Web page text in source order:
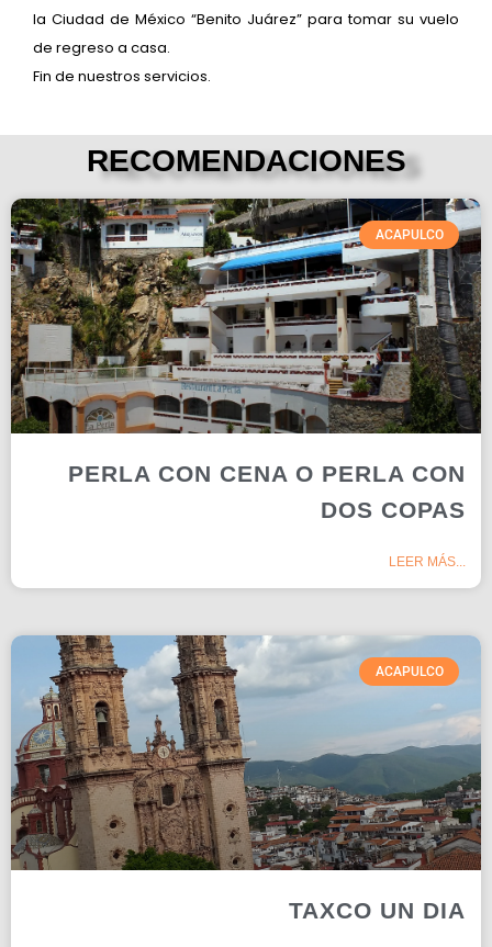
la Ciudad de México “Benito Juárez” para tomar su vuelo
de regreso a casa.
Fin de nuestros servicios.
RECOMENDACIONES
ACAPULCO
PERLA CON CENA O PERLA CON
DOS COPAS
LEER MÁS...
ACAPULCO
TAXCO UN DIA